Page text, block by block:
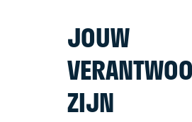
JOUW
ZIJN